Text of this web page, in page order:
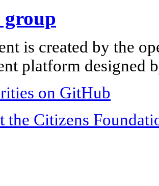
group
is created by the
platform designed
on GitHub
the Citizens